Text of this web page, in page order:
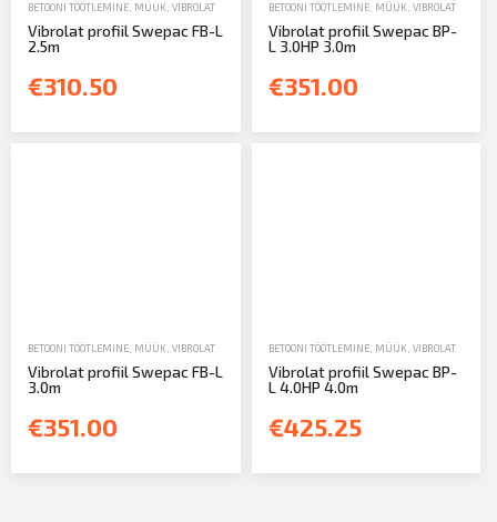
BETOONI TÖÖTLEMINE MÜÜK VIBROLAT
Vibrolat profiil Swepac FB-L
2.5m
€310.50
BETOONI TÖÖTLEMINE, MÜÜK VIBROLAT
Vibrolat profiil Swepac BP-
L 3.0HP 3.0m
€351.00
BETOONI TÖÖTLEMINE MÜÜK VIBROLAT
Vibrolat profiil Swepac FB-L
3.0m
€351.00
BETOONI TÖÖTLEMINE, MÜÜK VIBROLAT
Vibrolat profiil Swepac BP-
L 4.0HP 4.0m
€425.25